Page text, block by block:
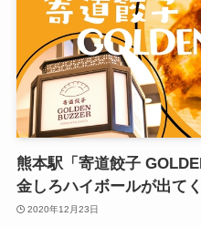
熊本駅「寄道餃子
金しろハイボールが出て
2020年12月23日